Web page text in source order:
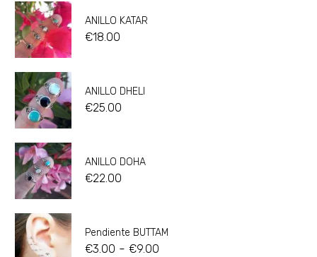
ANILLO KATAR
€18.00
ANILLO DHELI
€25.00
ANILLO DOHA
€22.00
Pendiente BUTTAM
€3.00 - €9.00